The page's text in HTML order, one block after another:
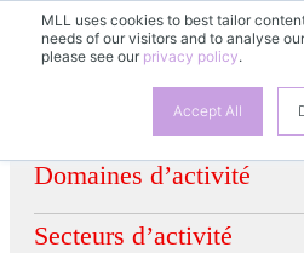
MLL uses cookies to best tailor
needs of our visitors and to analyse
please see our privacy policy.
Accept All
FR
DE
EN ES
Domaines d’activité
Secteurs d’activité